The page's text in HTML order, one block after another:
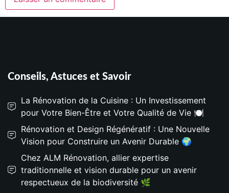
Conseils, Astuces et Savoir
La Rénovation de la Cuisine : Un Investissement
pour Votre Bien-Être et Votre Qualité de Vie 🍽️
Rénovation et Design Régénératif : Une Nouvelle
Vision pour Construire un Avenir Durable 🌍
Chez ALM Rénovation, allier expertise
traditionnelle et vision durable pour un avenir
respectueux de la biodiversité 🌿